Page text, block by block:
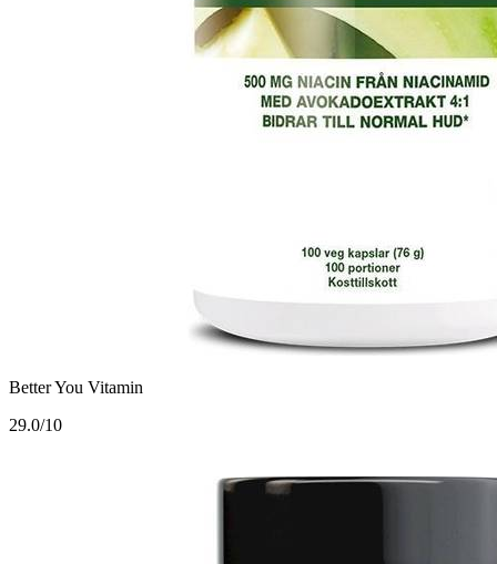
Better You Vitamin
29.0/10